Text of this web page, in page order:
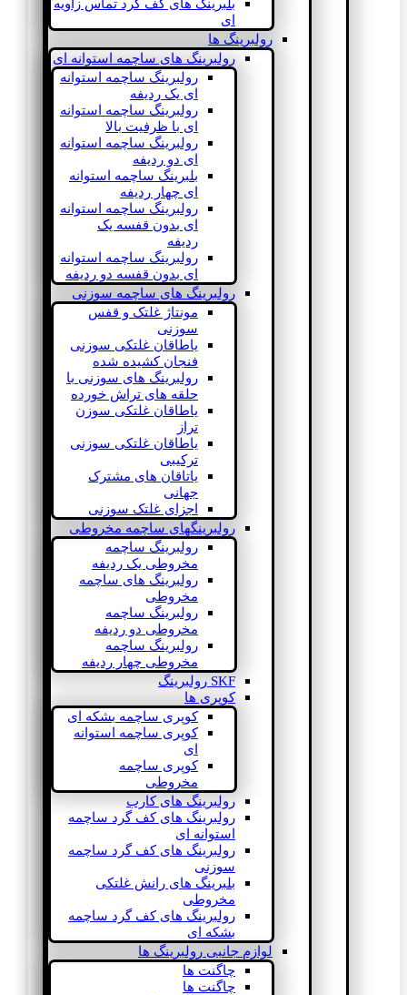
بلبرینگ های کف گرد تماس زاویه
ای
رولبرینگ ها
رولبرینگ های ساچمه استوانه ای
رولبرینگ ساچمه استوانه
ای یک ردیفه
رولبرینگ ساچمه استوانه
ای با ظرفیت بالا
رولبرینگ ساچمه استوانه
ای دو ردیفه
بلبرینگ ساچمه استوانه
ای چهار ردیفه
رولبرینگ ساچمه استوانه
ای بدون قفسه یک
ردیفه
رولبرینگ ساچمه استوانه
ای بدون قفسه دو ردیفه
رولبرینگ های ساچمه سوزنی
مونتاژ غلتک و قفس
سوزنی
یاطاقان غلتکی سوزنی
فنجان کشیده شده
رولبرینگ های سوزنی با
حلقه های تراش خورده
یاطاقان غلتکی سوزن
تراز
یاطاقان غلتکی سوزنی
ترکیبی
یاتاقان های مشترک
جهانی
اجزای غلتک سوزنی
رولبرینگهای ساچمه مخروطی
رولبرینگ ساچمه
مخروطی یک ردیفه
رولبرینگ های ساچمه
مخروطی
رولبرینگ ساچمه
مخروطی دو ردیفه
رولبرینگ ساچمه
مخروطی چهار ردیفه
SKF رولبرینگ
کوپری ها
کوپری ساچمه بشکه ای
کوپری ساچمه استوانه
ای
کوپری ساچمه
مخروطی
رولبرینگ های کارب
رولبرینگ های کف گرد ساچمه
استوانه ای
رولبرینگ های کف گرد ساچمه
سوزنی
بلبرینگ های رانش غلتکی
مخروطی
رولبرینگ های کف گرد ساچمه
بشکه ای
لوازم جانبی رولبرینگ ها
چاگنت ها
چاگنت ها